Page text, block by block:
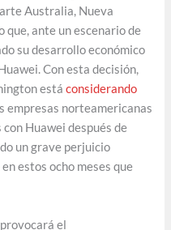
Australia, Nueva
que, ante un escenario de
su desarrollo económico
Con esta decisión,
estáconsiderando
empresas norteamericanas
Huawei después de
un grave perjuicio
estos ocho meses que
el